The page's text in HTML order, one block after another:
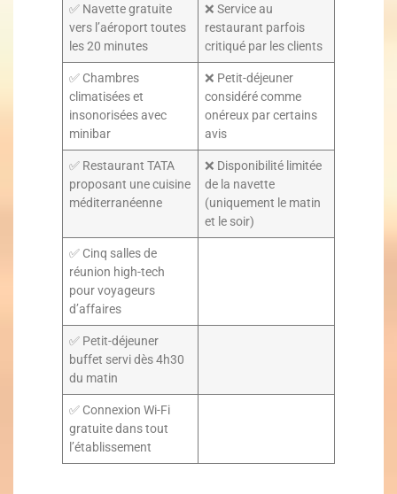
✅ Navette gratuite
vers l’aéroport toutes
les 20 minutes
❌ Service au
restaurant parfois
critiqué par les clients
✅ Chambres
climatisées et
insonorisées avec
minibar
❌ Petit-déjeuner
considéré comme
onéreux par certains
avis
✅ Restaurant TATA
proposant une cuisine
méditerranéenne
❌ Disponibilité limitée
de la navette
(uniquement le matin
et le soir)
✅ Cinq salles de
réunion high-tech
pour voyageurs
d’affaires
✅ Petit-déjeuner
buffet servi dès 4h30
du matin
✅ Connexion Wi-Fi
gratuite dans tout
l’établissement